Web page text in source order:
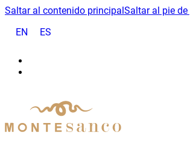
Saltar al contenido principalSaltar al pie
EN
ES